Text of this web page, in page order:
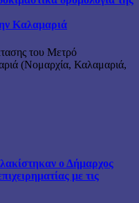
Καλαμαριά
του Μετρό
(Νομαρχία, Καλαμαριά,
ο Δήμαρχος
με τις